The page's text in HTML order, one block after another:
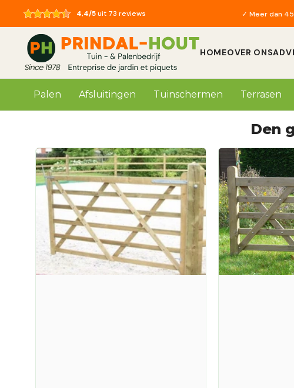
4,4/5uit 73 reviews
✓ Meer dan
✓ Nieuwe catalogus
HOMEOVER ONS
Palen Afsluitingen Tuinschermen Terrasen
Den